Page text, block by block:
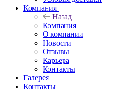
Компания
Назад
Компания
О компании
Новости
Отзывы
Карьера
Контакты
Галерея
Контакты